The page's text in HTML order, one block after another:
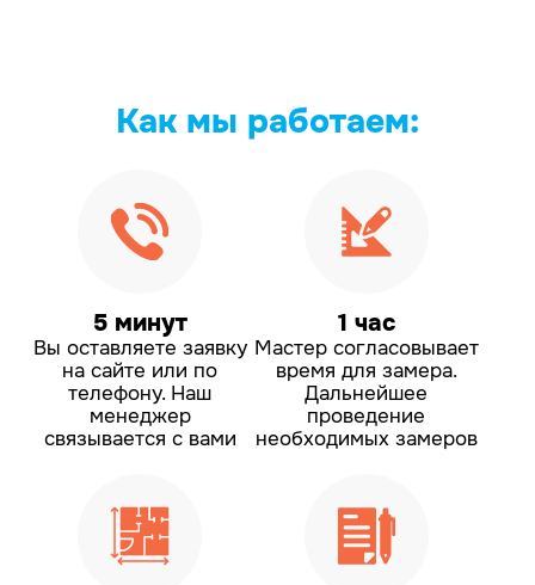
Как мы работаем:
5 минут
Вы оставляете заявку
на сайте или по
телефону. Наш
менеджер
связывается с вами
1 час
Мастер согласовывает
время для замера.
Дальнейшее
проведение
необходимых замеров